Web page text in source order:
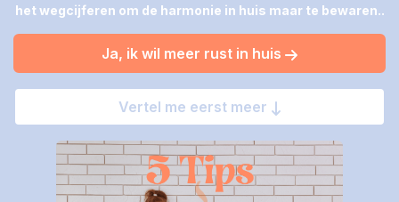
het wegcijferen om de harmonie in huis maar te bewaren..
Ja, ik wil meer rust in huis
Vertel me eerst meer